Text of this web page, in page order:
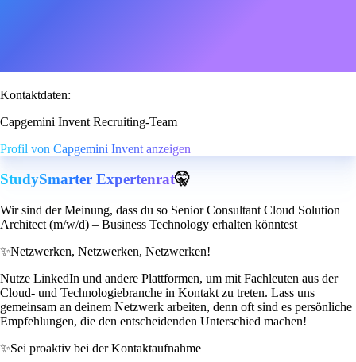
Kontaktdaten:
Capgemini Invent Recruiting-Team
Profil von Capgemini Invent anzeigen
StudySmarter Expertenrat🤫
Wir sind der Meinung, dass du so Senior Consultant Cloud Solution
Architect (m/w/d) – Business Technology erhalten könntest
✨Netzwerken, Netzwerken, Netzwerken!
Nutze LinkedIn und andere Plattformen, um mit Fachleuten aus der
Cloud- und Technologiebranche in Kontakt zu treten. Lass uns
gemeinsam an deinem Netzwerk arbeiten, denn oft sind es persönliche
Empfehlungen, die den entscheidenden Unterschied machen!
✨Sei proaktiv bei der Kontaktaufnahme